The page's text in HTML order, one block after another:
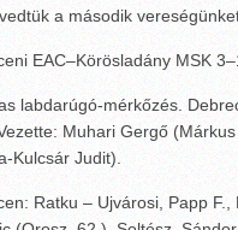
a második
EAC–Körösladány MSK
labdarúgó-mérkőzés.
Muhari Gergő (Márkus
Kulcsár Judit).
Ratku – Ujvárosi, Papp F.,